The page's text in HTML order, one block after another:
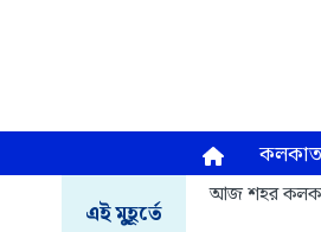
এই মুহূর্তে
আজ শহর